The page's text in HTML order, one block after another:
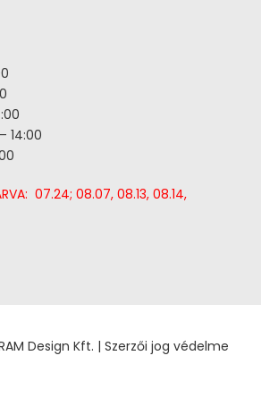
14:00
07.24; 08.07, 08.13, 08.14,
Design Kft. | Szerzői jog védelme